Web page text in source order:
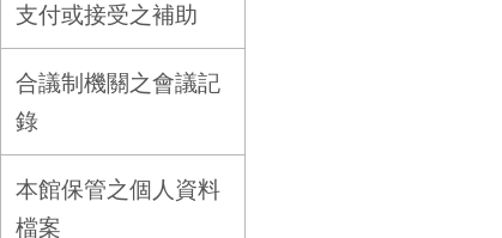
支付或接受之補助
合議制機關之會議記
錄
本館保管之個人資料
檔案